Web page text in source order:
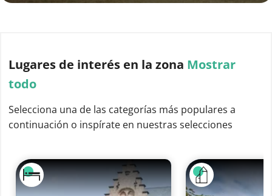
Lugares de interés en la zona Mostrar
todo
Selecciona una de las categorías más populares a
continuación o inspírate en nuestras selecciones